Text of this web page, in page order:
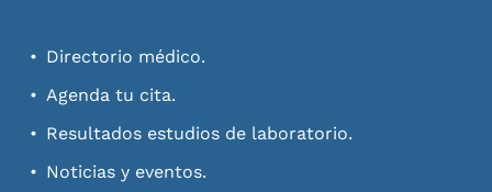
Directorio médico.
Agenda tu cita.
Resultados estudios de laboratorio.
Noticias y eventos.